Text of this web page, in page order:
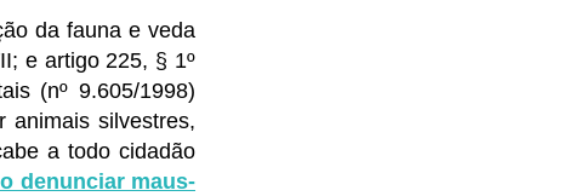
da fauna e veda
e artigo 225, § 1º
(nº 9.605/1998)
animais silvestres,
a todo cidadão
denunciar maus-